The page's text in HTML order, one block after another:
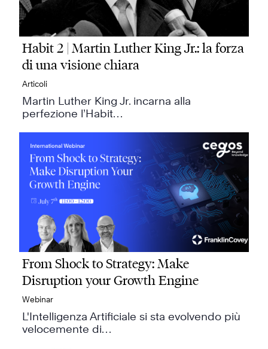
Habit 2 | Martin Luther King Jr.: la forza
di una visione chiara
Articoli
Martin Luther King Jr. incarna alla
perfezione l’Habit…
From Shock to Strategy: Make
Disruption your Growth Engine
Webinar
L'Intelligenza Artificiale si sta evolvendo più
velocemente di…